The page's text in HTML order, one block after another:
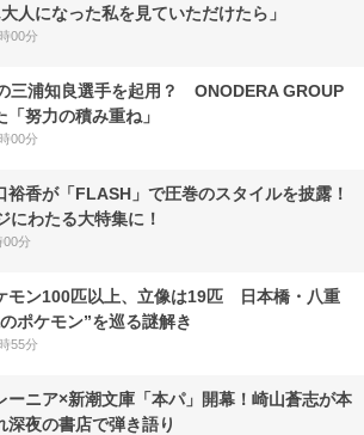
大人になった私を見ていただけたら」
00分
三浦知良選手を起用？ ONODERA GROUP
「努力の積み重ね」
00分
裕香が「FLASH」で圧巻のスタイルを披露！
にわたる大特集に！
00分
モン100匹以上、立像は19匹 日本橋・八重
ポケモン”を巡る謎解き
55分
ーニア×新潮文庫「本パ」開幕！崎山蒼志が本
深夜の書店で弾き語り